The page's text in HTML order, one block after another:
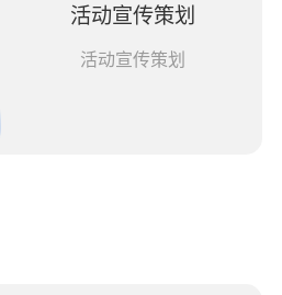
活动宣传策划
活动宣传策划